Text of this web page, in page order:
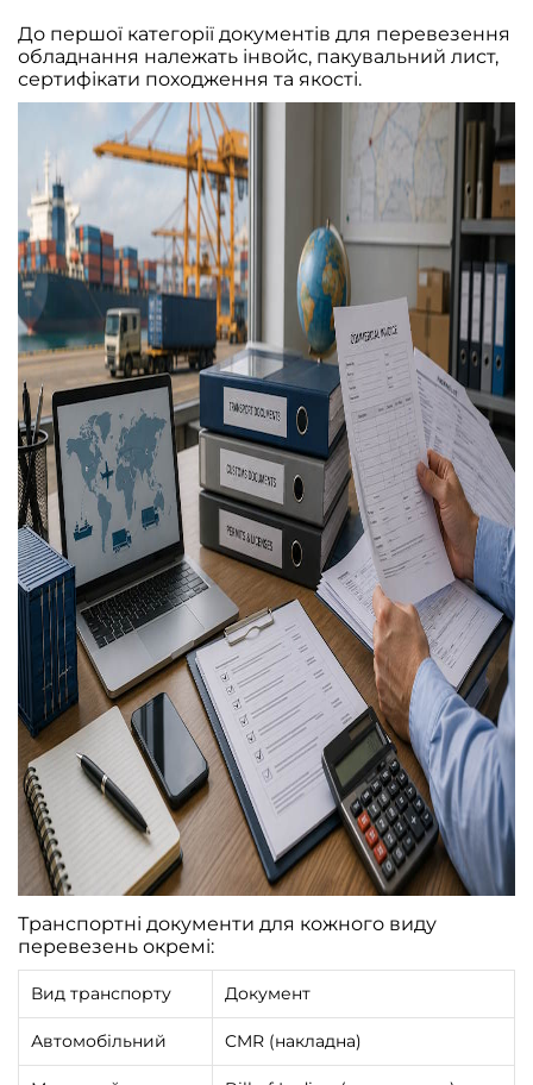
До першої категорії документів для перевезення
обладнання належать інвойс, пакувальний лист,
сертифікати походження та якості.
Транспортні документи для кожного виду
перевезень окремі:
Вид транспорту Документ
Автомобільний CMR (накладна)